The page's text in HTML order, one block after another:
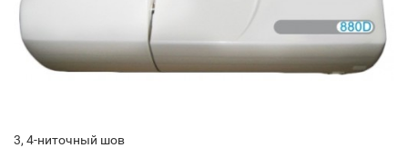
3, 4-ниточный шов